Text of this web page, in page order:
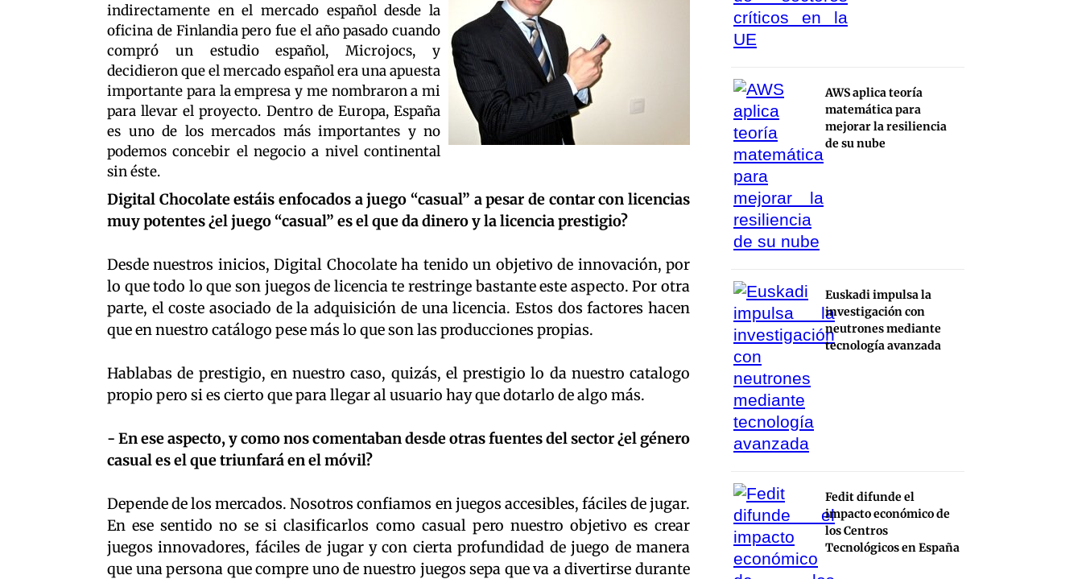
indirectamente en el mercado español desde la
oficina de Finlandia pero fue el año pasado cuando
compró un estudio español, Microjocs, y
decidieron que el mercado español era una apuesta
importante para la empresa y me nombraron a mi
para llevar el proyecto. Dentro de Europa, España
es uno de los mercados más importantes y no
podemos concebir el negocio a nivel continental
sin éste.
Digital Chocolate estáis enfocados a juego “casual” a pesar de contar con licencias
muy potentes ¿el juego “casual” es el que da dinero y la licencia prestigio?
Desde nuestros inicios, Digital Chocolate ha tenido un objetivo de innovación, por
lo que todo lo que son juegos de licencia te restringe bastante este aspecto. Por otra
parte, el coste asociado de la adquisición de una licencia. Estos dos factores hacen
que en nuestro catálogo pese más lo que son las producciones propias.
Hablabas de prestigio, en nuestro caso, quizás, el prestigio lo da nuestro catalogo
propio pero si es cierto que para llegar al usuario hay que dotarlo de algo más.
- En ese aspecto, y como nos comentaban desde otras fuentes del sector ¿el género
casual es el que triunfará en el móvil?
Depende de los mercados. Nosotros confiamos en juegos accesibles, fáciles de jugar.
En ese sentido no se si clasificarlos como casual pero nuestro objetivo es crear
juegos innovadores, fáciles de jugar y con cierta profundidad de juego de manera
que una persona que compre uno de nuestro juegos sepa que va a divertirse durante
AWS aplica teoría
matemática para
mejorar la resiliencia
de su nube
Euskadi impulsa la
investigación con
neutrones mediante
tecnología avanzada
Fedit difunde el
impacto económico de
los Centros
Tecnológicos en España